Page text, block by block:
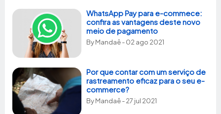
WhatsApp Pay para e-commece:
confira as vantagens deste novo
meio de pagamento
ByMandaê- 02 ago 2021
Por que contar com um serviço de
rastreamento eficaz para o seu e-
commerce?
ByMandaê- 27 jul 2021